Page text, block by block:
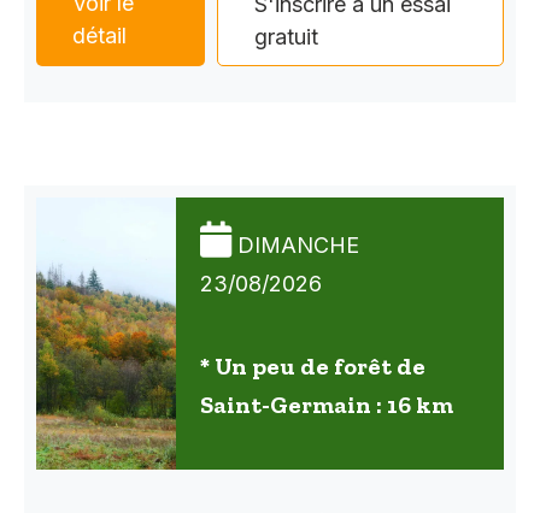
détail
gratuit
DIMANCHE
23/08/2026
* Un peu de forêt de
Saint-Germain : 16 km